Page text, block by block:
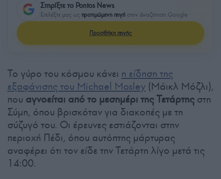
Στηρίξτε το Pontos News
Επιλέξτε μας ως προτιμώμενη πηγή στην Αναζήτηση Google
Προσθήκη πηγής
Το γύρο του κόσμου κάνει η είδηση της
εξαφάνισης του Michael Mosley (Μάικλ Μόζλι),
που αγνοείται από το μεσημέρι της Τετάρτηςστη
Σύμη, όπου βρισκόταν για διακοπές με τη
σύζυγό του. Οι έρευνες εστιάζονται στην
περιοχή Πέδι, όπου αυτόπτης μάρτυρας
αναφέρει ότι τον είδε την Τετάρτη λίγο μετά τις
14:00.